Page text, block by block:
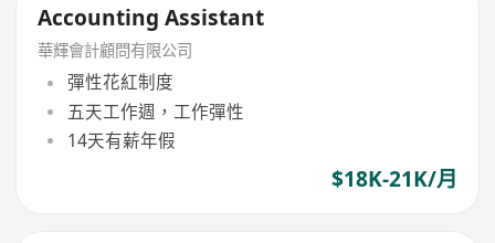
Accounting Assistant
華輝會計顧問有限公司
彈性花紅制度
五天工作週，工作彈性
14天有薪年假
$18K-21K/月